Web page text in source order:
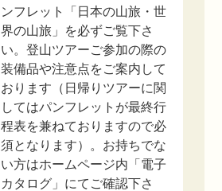
ンフレット「日本の山旅・世
界の山旅」を必ずご覧下さ
い。登山ツアーご参加の際の
装備品や注意点をご案内して
おります（日帰りツアーに関
してはパンフレットが最終行
程表を兼ねておりますので必
須となります）。お持ちでな
い方はホームページ内「電子
カタログ」にてご確認下さ